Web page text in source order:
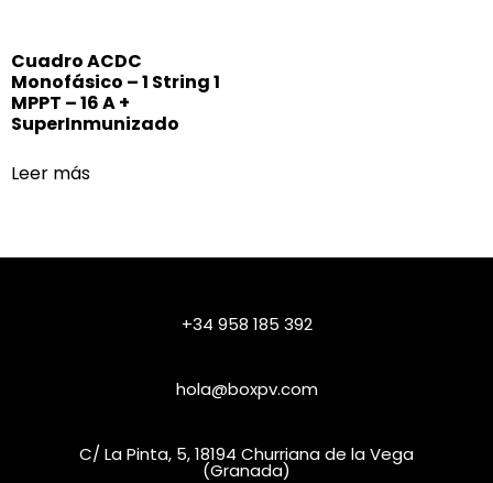
Cuadro ACDC
Monofásico – 1 String 1
MPPT – 16 A +
SuperInmunizado
Leer más
+34 958 185 392
hola@boxpv.com
C/ La Pinta, 5, 18194 Churriana de la Vega
(Granada)